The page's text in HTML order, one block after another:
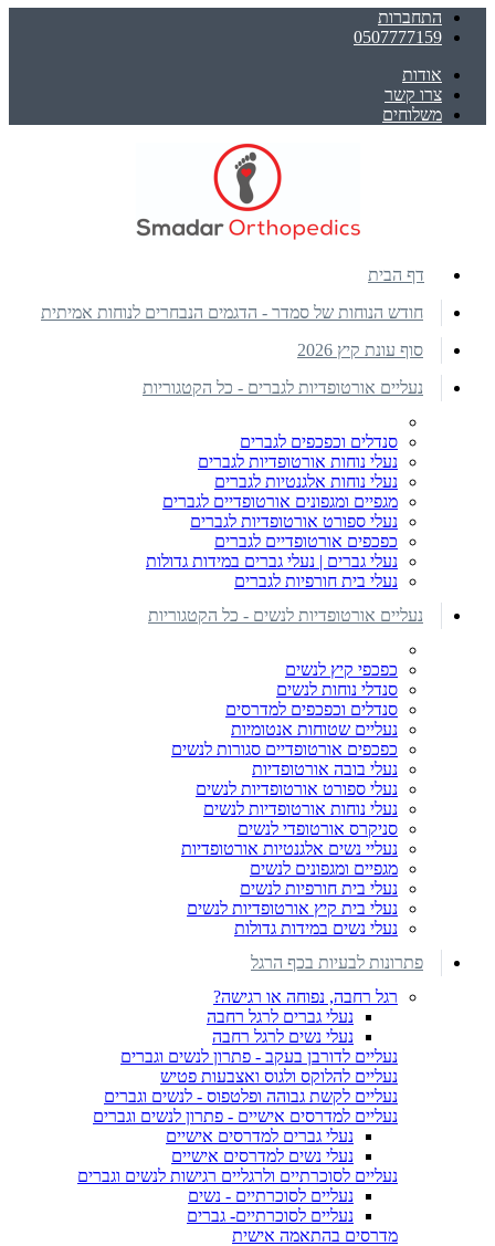
התחברות
0507777159
אודות
צרו קשר
משלוחים
דף הבית
חודש הנוחות של סמדר - הדגמים הנבחרים לנוחות אמיתית
סוף עונת קיץ 2026
נעליים אורטופדיות לגברים - כל הקטגוריות
סנדלים וכפכפים לגברים
נעלי נוחות אורטופדיות לגברים
נעלי נוחות אלגנטיות לגברים
מגפיים ומגפונים אורטופדיים לגברים
נעלי ספורט אורטופדיות לגברים
כפכפים אורטופדיים לגברים
נעלי גברים | נעלי גברים במידות גדולות
נעלי בית חורפיות לגברים
נעליים אורטופדיות לנשים - כל הקטגוריות
כפכפי קיץ לנשים
סנדלי נוחות לנשים
סנדלים וכפכפים למדרסים
נעליים שטוחות אנטומיות
כפכפים אורטופדיים סגורות לנשים
נעלי בובה אורטופדיות
נעלי ספורט אורטופדיות לנשים
נעלי נוחות אורטופדיות לנשים
סניקרס אורטופדי לנשים
נעליי נשים אלגנטיות אורטופדיות
מגפיים ומגפונים לנשים
נעלי בית חורפיות לנשים
נעלי בית קיץ אורטופדיות לנשים
נעלי נשים במידות גדולות
פתרונות לבעיות בכף הרגל
רגל רחבה, נפוחה או רגישה?
נעלי גברים לרגל רחבה
נעלי נשים לרגל רחבה
נעליים לדורבן בעקב - פתרון לנשים וגברים
נעליים להלוקס ולגוס ואצבעות פטיש
נעליים לקשת גבוהה ופלטפוס - לנשים וגברים
נעליים למדרסים אישיים - פתרון לנשים וגברים
נעלי גברים למדרסים אישיים
נעלי נשים למדרסים אישיים
נעליים לסוכרתיים ולרגליים רגישות לנשים וגברים
נעליים לסוכרתיים - נשים
נעליים לסוכרתיים- גברים
מדרסים בהתאמה אישית